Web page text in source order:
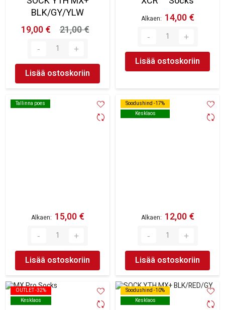
BLK/GY/YLW
19,00 €
21,00 €
Lisää ostoskoriin
Alkaen 14,00 €
Lisää ostoskoriin
Tallinna poes
Tallinna poes
Alkaen 15,00 €
Lisää ostoskoriin
Soodushind -17%
Kesklaos
Soodushind -17%
Kesklaos
Alkaen 12,00 €
Lisää ostoskoriin
OUTLET -32%
Kesklaos
OUTLET -32%
Kesklaos
Soodushind -10%
Kesklaos
Soodushind -10%
Kesklaos